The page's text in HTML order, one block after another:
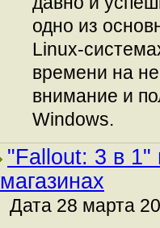
одно из
Linux-
времени на
внимание и
Windows.
"Fallout: 3 в 1"
магазинах
Дата 28 марта